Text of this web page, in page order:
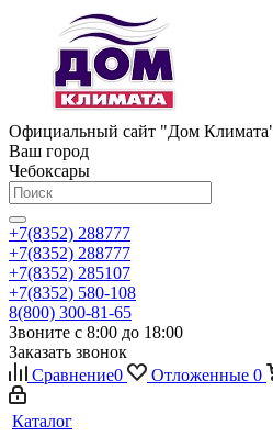
Официальный сайт "Дом
Ваш город
Чебоксары
+7(8352) 288777
+7(8352) 288777
+7(8352) 285107
+7(8352) 580-108
8(800) 300-81-65
Звоните с 8:00 до 18:00
Заказать звонок
Сравнение0 Отложенные 0
Каталог